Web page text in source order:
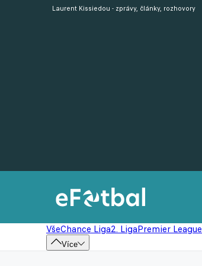
VšeChance Liga2. LigaPremier League
Více
Laurent Kissiedou - zprávy, články, rozhovory